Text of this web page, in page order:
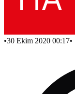
•30 Ekim 2020 00:17•